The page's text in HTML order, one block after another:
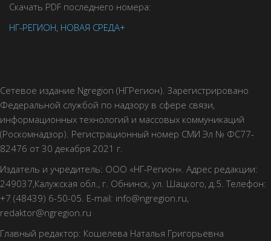
Скачать PDF последнего номера:
НГ-РЕГИОН, НОВАЯ СРЕДА+
Сетевое издание Ngregion (НГРегион). Зарегистрировано
Федеральной службой по надзору в сфере связи,
информационных технологий и массовых коммуникаций
(Роскомнадзор). Регистрационный номер СМИ Эл № ФС77-
82476 от 30 декабря 2021 г.
Издатель и учредитель: ООО «НГ-Регион». Адрес редакции:
249037,Калужская обл., г. Обнинск, ул. Шацкого, д.5. Телефон:
+7 (48439) 6-50-05. E-mail: info@ngregion.ru,
redaktor@ngregion.ru
Главный редактор: Кошелева Наталья Григорьевна